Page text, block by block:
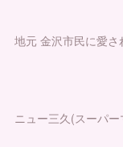
地元 金沢市民に愛
ニュー三久(スーパ